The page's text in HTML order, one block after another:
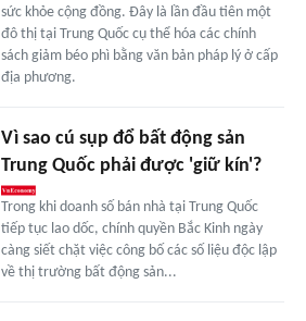
sức khỏe cộng đồng. Đây là lần đầu tiên một
đô thị tại Trung Quốc cụ thể hóa các chính
sách giảm béo phì bằng văn bản pháp lý ở cấp
địa phương.
Vì sao cú sụp đổ bất động sản
Trung Quốc phải được 'giữ kín'?
Trong khi doanh số bán nhà tại Trung Quốc
tiếp tục lao dốc, chính quyền Bắc Kinh ngày
càng siết chặt việc công bố các số liệu độc lập
về thị trường bất động sản...